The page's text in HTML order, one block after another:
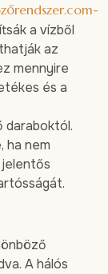
a vízből
az
mennyire
és a
daraboktól.
ha nem
A hálós